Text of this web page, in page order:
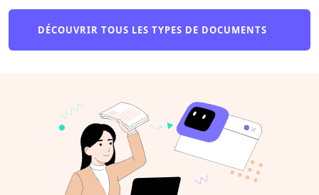
DÉCOUVRIR TOUS LES TYPES DE DOCUMENTS